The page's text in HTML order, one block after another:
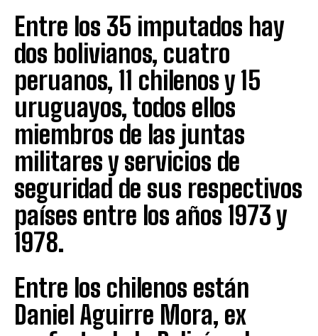
Entre los 35 imputados hay
dos bolivianos, cuatro
peruanos, 11 chilenos y 15
uruguayos, todos ellos
miembros de las juntas
militares y servicios de
seguridad de sus respectivos
países entre los años 1973 y
1978.
Entre los chilenos están
Daniel Aguirre Mora, ex